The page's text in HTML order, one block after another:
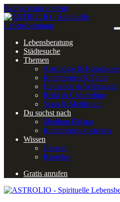
Skip to main content
Lebensberatung
Städtesuche
Themen
Astrologie & Horoskope
Kartenlegen & Tarot
Hellsehen & Wahrsagen
Reiki & Channeling
Yoga & Meditation
Du suchst nach
Medium Elifana
Kartenlegen kostenlos
Wissen
Glossar
Ratgeber
Gratis anrufen